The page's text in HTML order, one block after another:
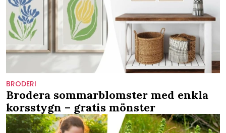
BRODERI
Brodera sommarblomster med enkla
korsstygn – gratis mönster